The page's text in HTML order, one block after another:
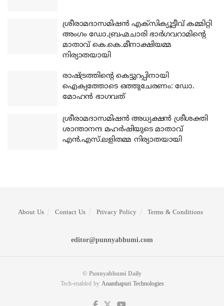
ശ്രീരാമദാസമിഷന്‍ എക്‌സിക്യൂട്ടീവ് കമ്മിറ്റി
അംഗം ഡോ.ബ്രഹ്മചാരി ഭാര്‍ഗവറാമിന്റെ
മാതാവ് കെ.കെ.മീനാക്ഷിയമ്മ
നിര്യാതയായി
രാഷ്ട്രത്തിന്റെ കെട്ടുറപ്പിനായി
ഐക്യത്തോടെ ഒത്തുചേരണം: ഡോ.
മോഹന്‍ ഭാഗവത്
ശ്രീരാമദാസമിഷന്‍ അധ്യക്ഷന്‍ ശ്രീശക്തി
ശാന്താനന്ദ മഹര്‍ഷിയുടെ മാതാവ്
എന്‍.എസ്.ലളിതമ്മ നിര്യാതയായി
About Us Contact Us Privacy Policy Terms & Conditions
editor@punnyabhumi.com
© Punnyabhumi Daily
Tech-enabled by Ananthapuri Technologies